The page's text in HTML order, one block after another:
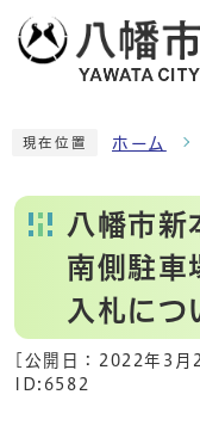
現在位置 ホーム
八幡市新
南側駐
入札につ
[公開日： 2022年3月
ID:6582